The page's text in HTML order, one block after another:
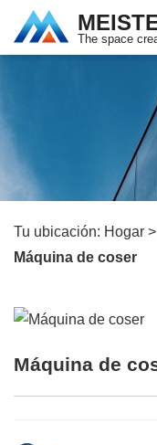
The space
Tu ubicación: Hogar >
Máquina de coser
Máquina de